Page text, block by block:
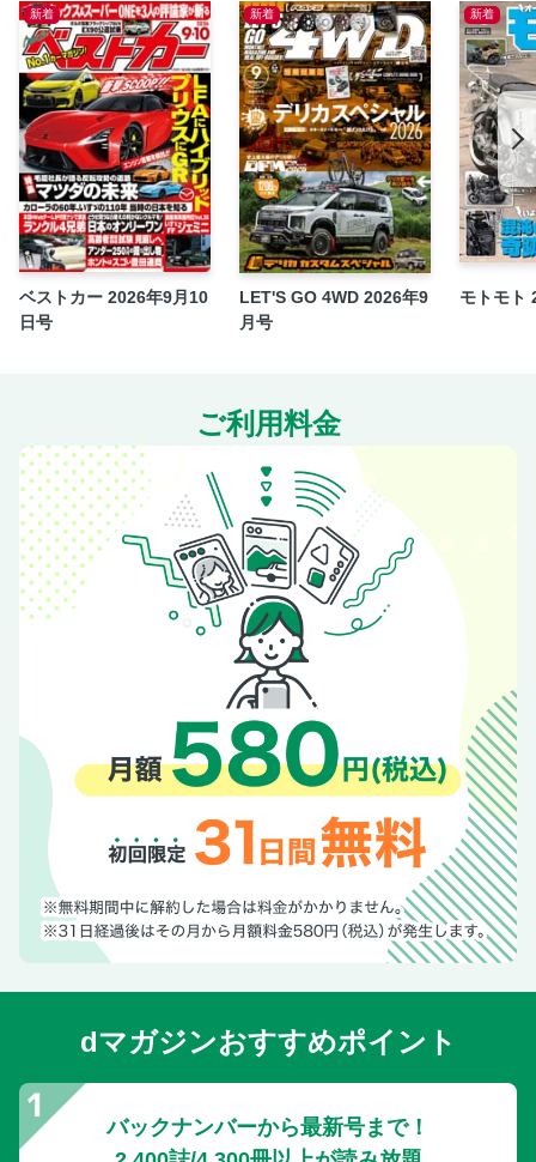
EVENT REPORT
NEW CAR REVIEW
レジャーでも防災でも役立つ車中泊スタートブック2025改
訂版
寝方の基本
夏の車中泊をあきらめないためのアイテム&チェック12
冬から早春の車中泊Q&A
FOCUS POINT 「車中泊パッケージ開発セミナー」を経て
そもそも「車中泊」とは何か？
エコノミークラス症候群の原因と予防
ペット避難の基本／ペットと一緒に避難生活
ペット避難の応用／被災時に役立つマイクロチップ
FOCUS POINT 「携帯トイレ」を使ったことがあります
か？
最新版エマージェンシーキットカタログ
カーネル流 車中泊マナー7カ条
新着
ベストカー 2026年9月10
日号
新着
LET'S GO 4WD 2026年9
月号
新着
モトモト
ご利用料金
dマガジンおすすめポイント
バックナンバーから最新号まで！